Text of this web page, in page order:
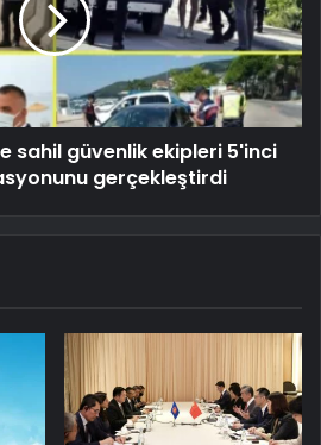
sahil güvenlik ekipleri 5'inci
gerçekleştirdi